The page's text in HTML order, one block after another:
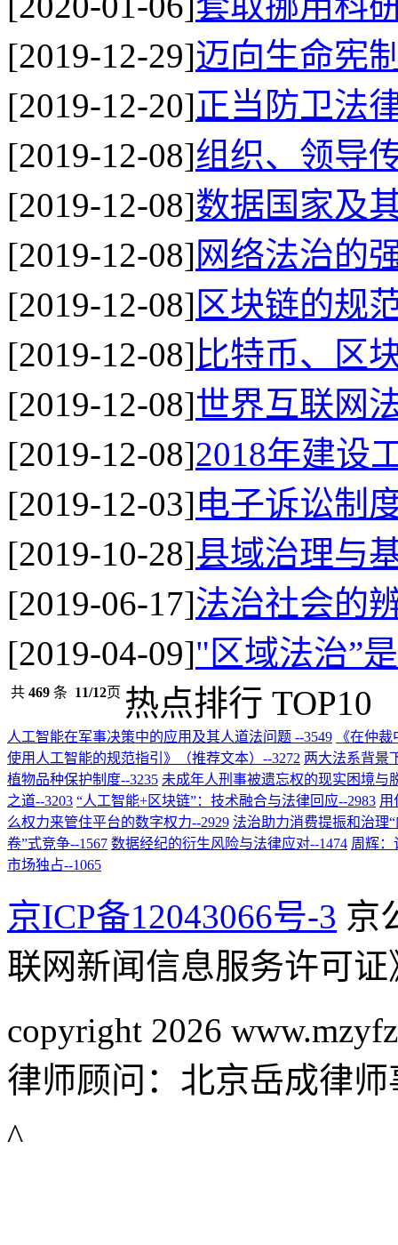
[2019-12-29]迈向生命宪
[2019-12-20]正当防卫法
[2019-12-08]组织、领导
[2019-12-08]数据国家及
[2019-12-08]网络法治的
[2019-12-08]区块链的规
[2019-12-08] 比特币、区
[2019-12-08]世界互联网
[2019-12-08]2018年建设
[2019-12-03]电子诉讼制
[2019-10-28]县域治理与
[2019-06-17]法治社会的
[2019-04-09]"区域法治”
共 469 条 11/12页 热点排行 TOP10
人工智能在军事决策中的应用及其人道法问题 --3549
《在仲裁
使用人工智能的规范指引》（推荐文本） --3272 两大法系背景
植物品种保护制度--3235 未成年人刑事被遗忘权的现实困境与
之道--3203 “人工智能+区块链”：技术融合与法律回应--2983 用
么权力来管住平台的数字权力--2929 法治助力消费提振和治理“
卷”式竞争--1567 数据经纪的衍生风险与法律应对--1474 周辉：
市场独占--1065
京ICP备12043066号-3 京
联网新闻信息服务许可证
copyright 2026
律师顾问：北京岳成律师
^